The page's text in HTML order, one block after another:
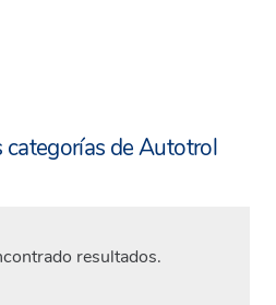
categorías de Autotrol
resultados.